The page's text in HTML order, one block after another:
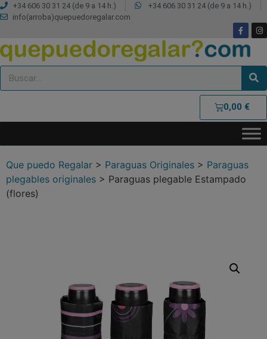
+34 606 30 31 24 (de 9 a 14 h.)
+34 606 30 31 24 (de 9 a 14 h.)
info(arroba)quepuedoregalar.com
0,00 €
Que puedo Regalar > Paraguas Originales > Paraguas
plegables originales > Paraguas plegable Estampado
(flores)